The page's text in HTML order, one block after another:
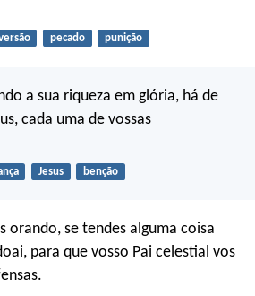
pecado punição
a sua riqueza em glória, há de
cada uma de vossas
Jesus benção
orando, se tendes alguma coisa
para que vosso Pai celestial vos